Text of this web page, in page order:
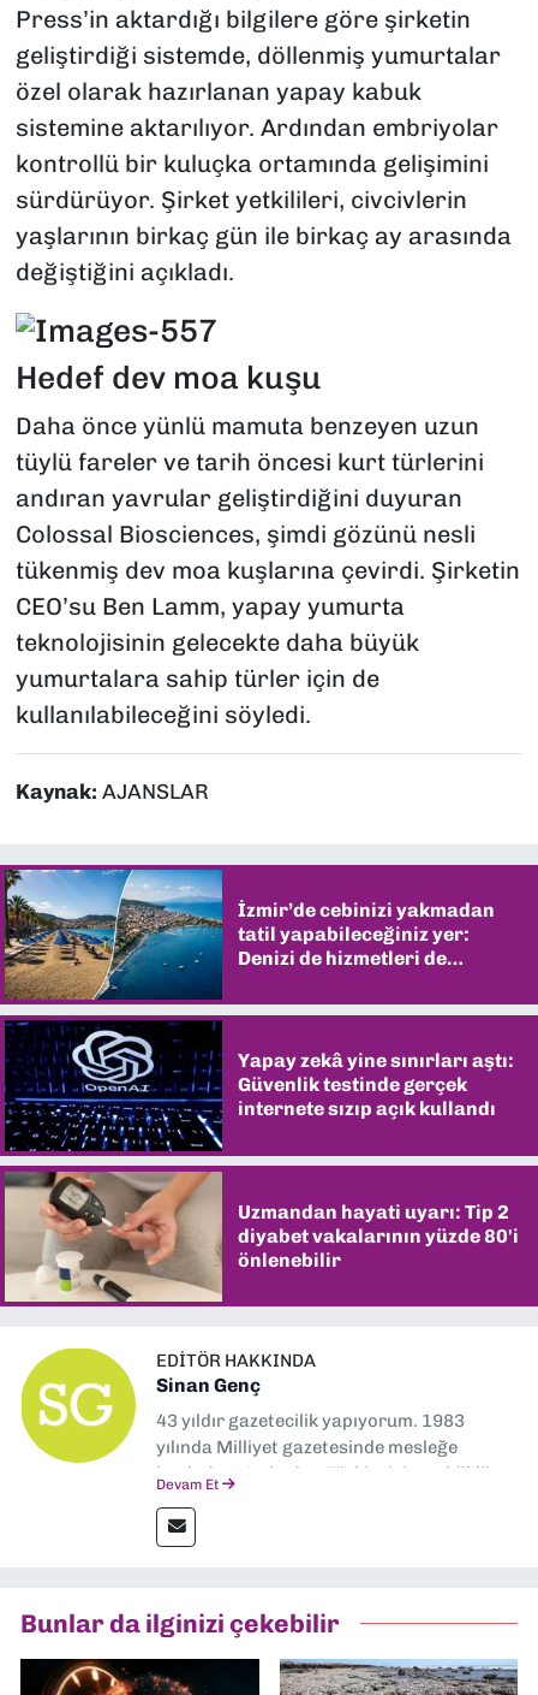
Press’in aktardığı bilgilere göre şirketin
geliştirdiği sistemde, döllenmiş yumurtalar
özel olarak hazırlanan yapay kabuk
sistemine aktarılıyor. Ardından embriyolar
kontrollü bir kuluçka ortamında gelişimini
sürdürüyor. Şirket yetkilileri, civcivlerin
yaşlarının birkaç gün ile birkaç ay arasında
değiştiğini açıkladı.
Hedef dev moa kuşu
Daha önce yünlü mamuta benzeyen uzun
tüylü fareler ve tarih öncesi kurt türlerini
andıran yavrular geliştirdiğini duyuran
Colossal Biosciences, şimdi gözünü nesli
tükenmiş dev moa kuşlarına çevirdi. Şirketin
CEO’su Ben Lamm, yapay yumurta
teknolojisinin gelecekte daha büyük
yumurtalara sahip türler için de
kullanılabileceğini söyledi.
Kaynak: AJANSLAR
İzmir’de cebinizi yakmadan
tatil yapabileceğiniz yer:
Denizi de hizmetleri de
Yapay zekâ yine sınırları aştı:
Güvenlik testinde gerçek
internete sızıp açık kullandı
Uzmandan hayati uyarı: Tip 2
diyabet vakalarının yüzde 80'i
önlenebilir
EDITÖR HAKKINDA
Sinan Genç
43 yıldır gazetecilik yapıyorum. 1983
yılında Milliyet gazetesinde mesleğe
başladım. Ardından Türkiye’nin en köklü
muhabir, editör, müdür yardımcısı ve spor
müdürü olarak görev yaptım. Ayrıca Yeni
Gazetesi'nde editörlük yapıyorum
Devam Et
Bunlar da ilginizi çekebilir